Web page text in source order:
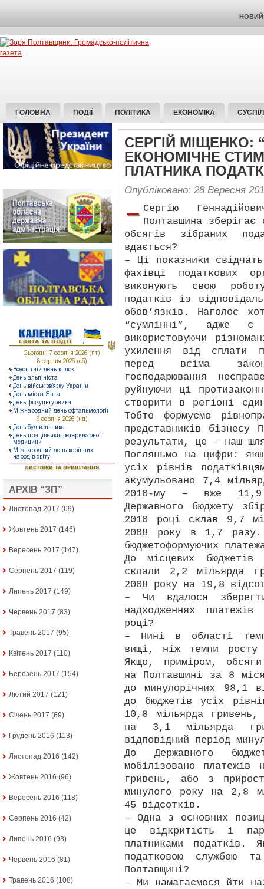
НОВИЙ
ГОЛОВНА ПОДІЇ ПОЛІТИКА ЕКОНОМІКА
АРХІВ “ЗП”
Листопад 2017 (69)
Жовтень 2017 (146)
Вересень 2017 (147)
Серпень 2017 (119)
Липень 2017 (149)
Червень 2017 (83)
Травень 2017 (95)
Квітень 2017 (110)
Березень 2017 (154)
Лютий 2017 (121)
Січень 2017 (69)
Грудень 2016 (113)
Листопад 2016 (142)
Жовтень 2016 (96)
Вересень 2016 (118)
Серпень 2016 (42)
Липень 2016 (93)
Червень 2016 (81)
Травень 2016 (108)
СЕРГІЙ МІЩЕНКО:
ЕКОНОМІЧНЕ
ПЛАТНИКА
Опубліковано: 28 Вересня
– Сергію
Полтавщина зберігає
обсягів зібраних
вдається?
– Ці показники
фахівці податкових
виконують свою
податків із
обов’язків. Наголос
“сумлінні”,
використовуючи
ухилення від сплати
перед всіма
господарювання
руйнуючи ці
створити в регіоні
Тобто формуємо
представників
результати, це – наш
Погляньмо на цифри:
усіх рівнів
акумульовано 7,4
2010-му – вже 11,9
Державного бюджету
2010 році склав 9,7
2008 року в 1,7 разу.
бюджетоформуючих
До місцевих
склали 2,2 мільярда
2008 року на 19,8
– Чи вдалося
надходженнях
році?
– Нині в області
вищі, ніж темпи росту
Якщо, приміром, обсяги
на Полтавщині за 8
до минулорічних 98,1
до бюджетів усіх
10,8 мільярда
на 3,1 мільярда
відповідний період
До Державного
мобілізовано
гривень, або з
минулого року на 2,8
45 відсотків.
– Одна з основних
це відкритість і
платниками податків.
податковою службою
Полтавщині?
– Ми намагаємося йти